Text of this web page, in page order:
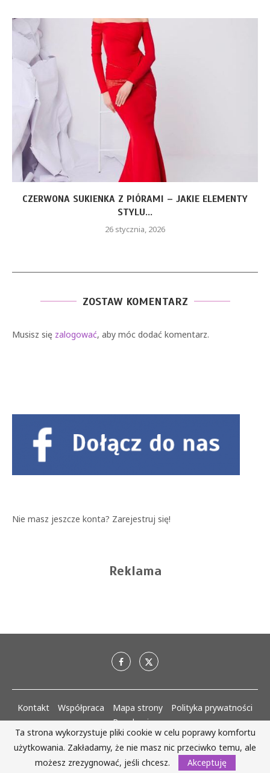
CZERWONA SUKIENKA Z PIÓRAMI – JAKIE ELEMENTY
STYLU...
26 stycznia, 2026
ZOSTAW KOMENTARZ
Musisz się zalogować, aby móc dodać komentarz.
Nie masz jeszcze konta? Zarejestruj się!
Reklama
Kontakt Współpraca Mapa strony
Polityka prywatności
Regulaminy
AlejaKobiet.pl @2020 - 2023 Wszystkie prawa zastrzeżone. | Realizacja:
www.woh.group
Ta strona wykorzystuje pliki cookie w celu poprawy komfortu
użytkowania. Zakładamy, że nie masz nic przeciwko temu, ale
możesz zrezygnować, jeśli chcesz.
Akceptuję